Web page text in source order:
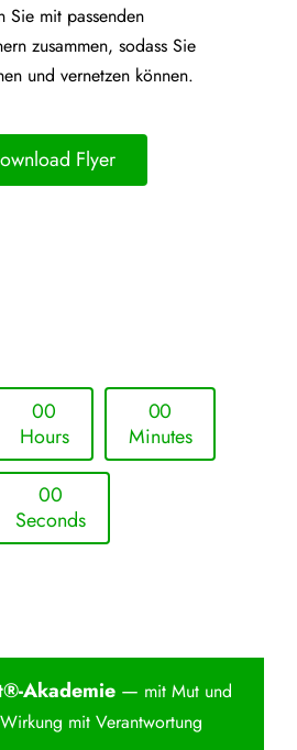
Sie mit passenden
zusammen, sodass Sie
und vernetzen können.
Flyer
00
Hours
00
Minutes
00
Seconds
Akademie— mit Mut und
mit Verantwortung